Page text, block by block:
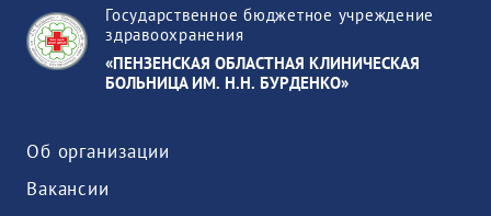
Государственное бюджетное учреждение
здравоохранения
«ПЕНЗЕНСКАЯ ОБЛАСТНАЯ КЛИНИЧЕСКАЯ
БОЛЬНИЦА ИМ. Н.Н. БУРДЕНКО»
Об организации
Вакансии